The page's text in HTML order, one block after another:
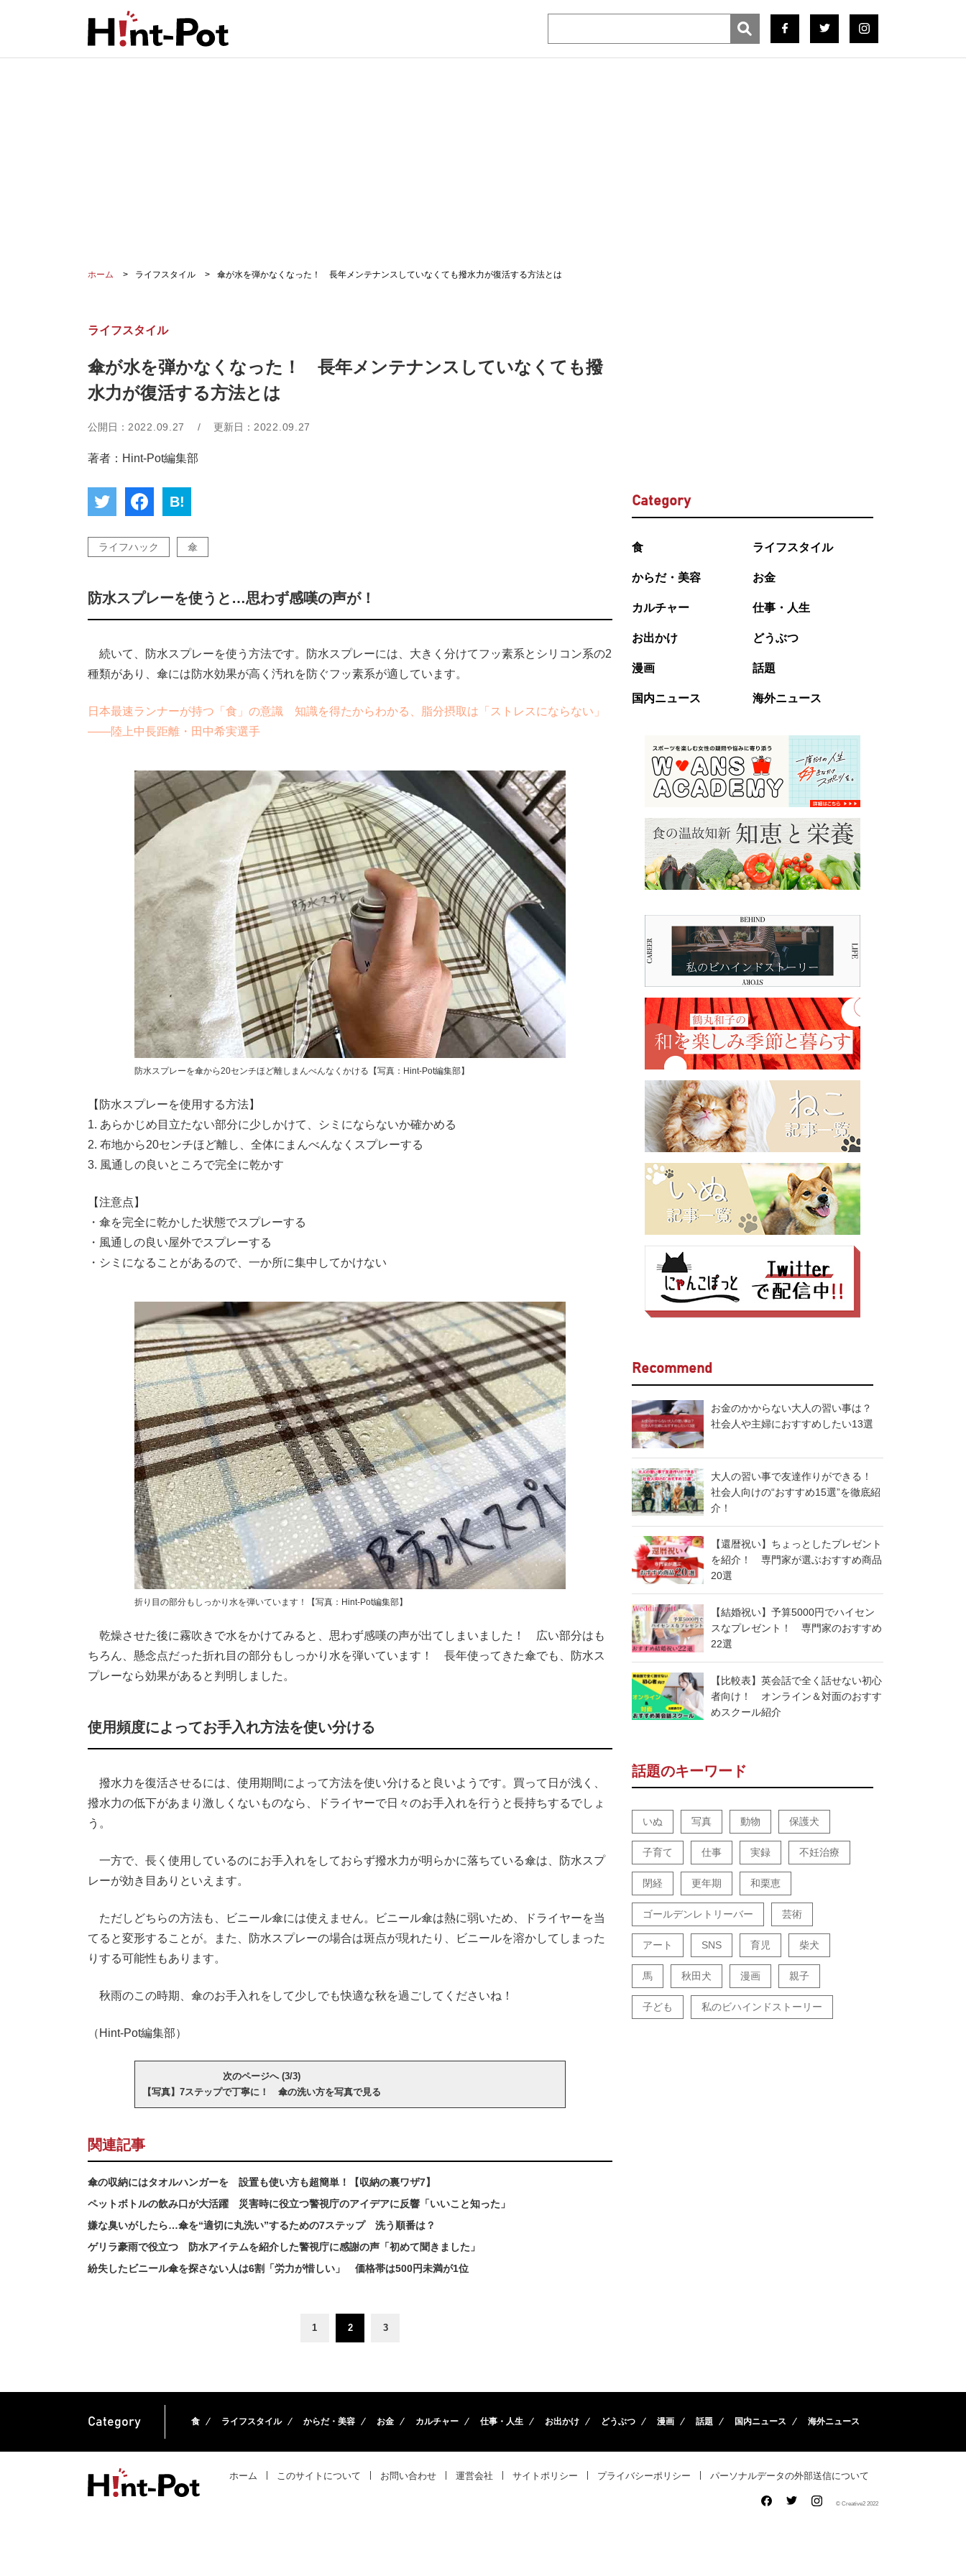
ホーム ライフスタイル 傘が水を弾かなくなった！ 長年メンテナンスしていなくても撥水力が復活する方法とは
ライフスタイル
傘が水を弾かなくなった！ 長年メンテナンスしていなくても撥
水力が復活する方法とは
公開日： 2022.09.27 / 更新日： 2022.09.27
著者：Hint-Pot編集部
B!
ライフハック 傘
防水スプレーを使うと…思わず感嘆の声が！
続いて、防水スプレーを使う方法です。防水スプレーには、大きく分けてフッ素系とシリコン系の2
種類があり、傘には防水効果が高く汚れを防ぐフッ素系が適しています。
日本最速ランナーが持つ「食」の意識 知識を得たからわかる、脂分摂取は「ストレスにならない」
――陸上中長距離・田中希実選手
防水スプレーを傘から20センチほど離しまんべんなくかける【写真：Hint-Pot編集部】
【防水スプレーを使用する方法】
1. あらかじめ目立たない部分に少しかけて、シミにならないか確かめる
2. 布地から20センチほど離し、全体にまんべんなくスプレーする
3. 風通しの良いところで完全に乾かす
【注意点】
・傘を完全に乾かした状態でスプレーする
・風通しの良い屋外でスプレーする
・シミになることがあるので、一か所に集中してかけない
折り目の部分もしっかり水を弾いています！【写真：Hint-Pot編集部】
乾燥させた後に霧吹きで水をかけてみると、思わず感嘆の声が出てしまいました！ 広い部分はも
ちろん、懸念点だった折れ目の部分もしっかり水を弾いています！ 長年使ってきた傘でも、防水ス
プレーなら効果があると判明しました。
使用頻度によってお手入れ方法を使い分ける
撥水力を復活させるには、使用期間によって方法を使い分けると良いようです。買って日が浅く、
撥水力の低下があまり激しくないものなら、ドライヤーで日々のお手入れを行うと長持ちするでしょ
う。
一方で、長く使用しているのにお手入れをしておらず撥水力が明らかに落ちている傘は、防水スプ
レーが効き目ありといえます。
ただしどちらの方法も、ビニール傘には使えません。ビニール傘は熱に弱いため、ドライヤーを当
てると変形することが。また、防水スプレーの場合は斑点が現れたり、ビニールを溶かしてしまった
りする可能性もあります。
秋雨のこの時期、傘のお手入れをして少しでも快適な秋を過ごしてくださいね！
（Hint-Pot編集部）
次のページへ (3/3)
【写真】7ステップで丁寧に！ 傘の洗い方を写真で見る
関連記事
傘の収納にはタオルハンガーを 設置も使い方も超簡単！【収納の裏ワザ7】
ペットボトルの飲み口が大活躍 災害時に役立つ警視庁のアイデアに反響「いいこと知った」
嫌な臭いがしたら…傘を“適切に丸洗い”するための7ステップ 洗う順番は？
ゲリラ豪雨で役立つ 防水アイテムを紹介した警視庁に感謝の声「初めて聞きました」
紛失したビニール傘を探さない人は6割「労力が惜しい」 価格帯は500円未満が1位
1 2 3
Category
食 ライフスタイル
からだ・美容 お金
カルチャー 仕事・人生
お出かけ どうぶつ
漫画 話題
国内ニュース 海外ニュース
Recommend
お金のかからない大人の習い事は？
社会人や主婦におすすめしたい13選
大人の習い事で友達作りができる！
社会人向けの“おすすめ15選”を徹底紹
介！
【還暦祝い】ちょっとしたプレゼント
を紹介！ 専門家が選ぶおすすめ商品
20選
【結婚祝い】予算5000円でハイセン
スなプレゼント！ 専門家のおすすめ
22選
【比較表】英会話で全く話せない初心
者向け！ オンライン＆対面のおすす
めスクール紹介
話題のキーワード
いぬ 写真 動物 保護犬
子育て 仕事 実録 不妊治療
閉経 更年期 和栗恵
ゴールデンレトリーバー 芸術
アート SNS 育児 柴犬
馬 秋田犬 漫画 親子
子ども 私のビハインドストーリー
Category 食 ライフスタイル からだ・美容 お金 カルチャー 仕事・人生 お出かけ どうぶつ 漫画 話題 国内ニュース 海外ニュース
ホーム このサイトについて お問い合わせ 運営会社 サイトポリシー プライバシーポリシー パーソナルデータの外部送信について
© Creative2 2022